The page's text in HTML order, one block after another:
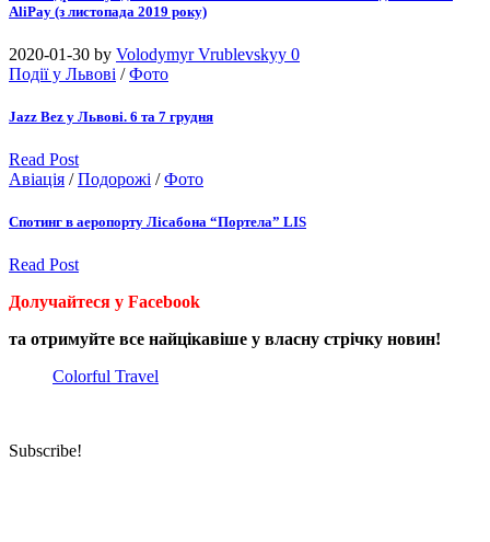
AliPay (з листопада 2019 року)
2020-01-30 by Volodymyr Vrublevskyy 0
Події у Львові /Фото
Jazz Bez у Львові. 6 та 7 грудня
Read Post
Авіація /Подорожі /Фото
Спотинг в аеропорту Лісабона “Портела” LIS
Read Post
Долучайтеся у Facebook
та отримуйте все найцікавіше у власну стрічку новин!
Colorful Travel
Subscribe!